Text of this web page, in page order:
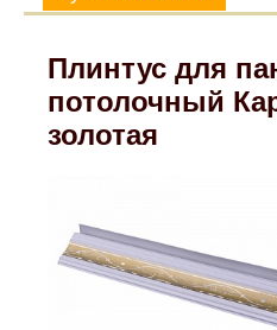
Плинтус для
потолочный
золотая